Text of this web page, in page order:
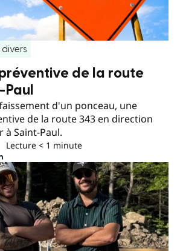
divers
de la route
d'un ponceau, une
de la route 343 en direction
à Saint-Paul.
Lecture < 1 minute